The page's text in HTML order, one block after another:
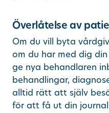
Överlåtelse av
Om du vill byta
om du har med dig
ge nya behandlaren
behandlingar,
alltid rätt att själv
för att få ut din